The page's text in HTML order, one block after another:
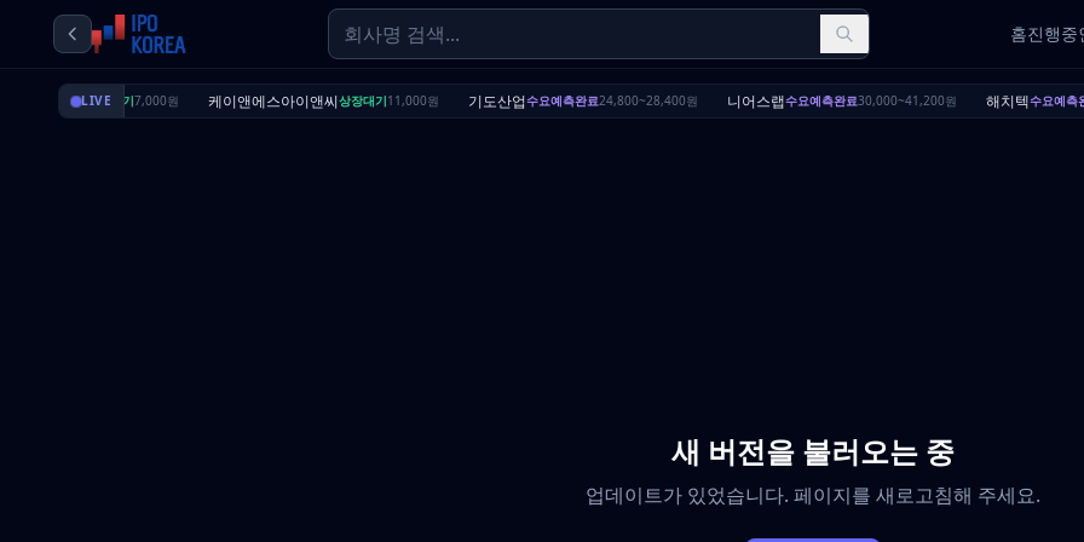
홈진행중
LIVE
딜리셔스상장대기7,000원 케이앤에스아이앤씨상장대기11,000원 기도산업수요예측완료24,800~28,400원 니어스랩수요예측완료30,000~41,200원 해치텍수요예측
새 버전을 불러오는 중
업데이트가 있었습니다. 페이지를 새로고침해 주세요.